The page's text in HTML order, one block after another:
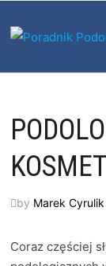
by Marek Cyrulik
Coraz częściej